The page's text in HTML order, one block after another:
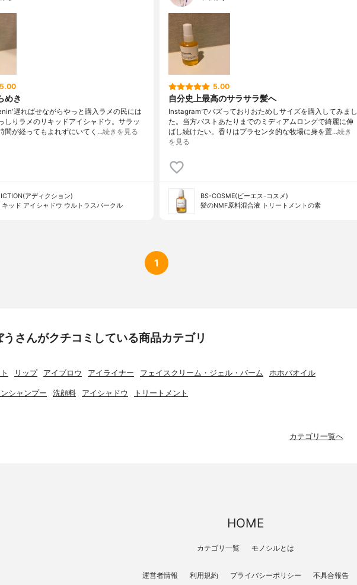
5.00
めき
遅ればせながらやっと購入ラメの民には
しりラメのリキッドアイシャドウ。サラッ
間が経ってもよれずにいてく…続きを見る
アディクション)
キッド アイシャドウ ウルトラスパークル
5.00
自分史上最高のサラサラ髪へ
Instagramでバズっておりおためしサイズを購入してみまし
た。当方バストあたりまでのミディアムロングで綺麗に伸
ばし続けたい。香りはプラセンタ的な牧場に身を置…続き
を見る
BS-COSME(ビーエス-コスメ)
髪のNMF原料混合液 トリートメントの素
1
うさんがクチコミしている商品カテゴリ
リップ アイブロウ アイライナー フェイスクリーム・ジェル・バーム ホホバオイル
シャンプー 洗顔料 アイシャドウ トリートメント
カテゴリ一覧へ
HOME
カテゴリ一覧 モノシルとは
運営者情報 利用規約 プライバシーポリシー 不具合報告